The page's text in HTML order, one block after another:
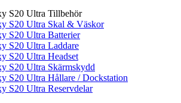
S20 Ultra Tillbehör
S20 Ultra Skal & Väskor
S20 Ultra Batterier
S20 Ultra Laddare
S20 Ultra Headset
S20 Ultra Skärmskydd
S20 Ultra Hållare / Dockstation
S20 Ultra Reservdelar